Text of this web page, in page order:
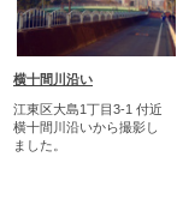
横十間川沿い
江東区大島1丁目3-1 付近
横十間川沿いから撮影し
ました。